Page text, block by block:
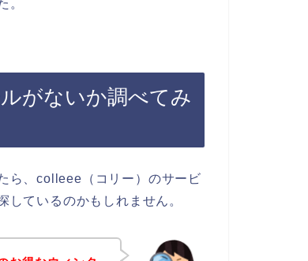
。
がないか調べてみ
ら、colleee（コリー）のサービ
ているのかもしれません。